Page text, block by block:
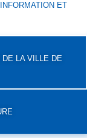
ET
DE LA VILLE DE